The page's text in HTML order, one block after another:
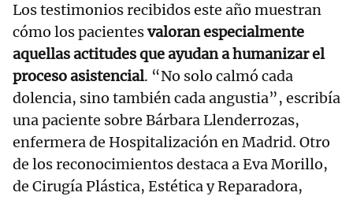
Los testimonios recibidos este año muestran
cómo los pacientesvaloran especialmente
aquellas actitudes que ayudan a humanizar el
proceso asistencial. “No solo calmó cada
dolencia, sino también cada angustia”, escribía
una paciente sobre Bárbara Llenderrozas,
enfermera de Hospitalización en Madrid. Otro
de los reconocimientos destaca a Eva Morillo,
de Cirugía Plástica, Estética y Reparadora,